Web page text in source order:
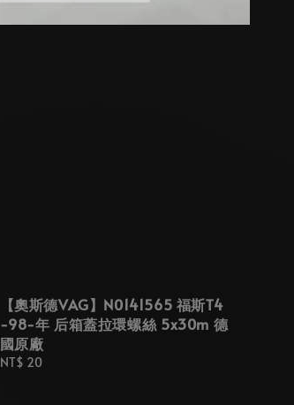
【奧斯德VAG】N0141565 福斯T4
-98-年 后箱蓋拉環螺絲 5x30m 德
國原廠
Regular
NT$ 20